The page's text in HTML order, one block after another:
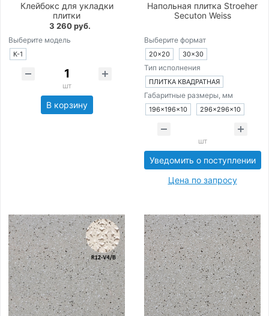
Клейбокс для укладки
плитки
3 260 руб.
Выберите модель
К-1
шт
В корзину
Напольная плитка Stroeher
Secuton Weiss
Выберите формат
20×20 30×30
Тип исполнения
ПЛИТКА КВАДРАТНАЯ
Габаритные размеры, мм
196×196×10 296×296×10
шт
Уведомить о поступлении
Цена по запросу